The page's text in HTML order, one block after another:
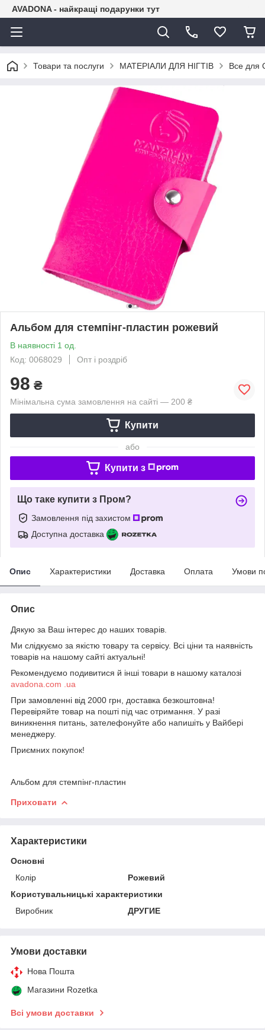
AVADONA - найкращі подарунки тут
Товари та послуги МАТЕРІАЛИ ДЛЯ НІГТІВ Все
Альбом для стемпінг-пластин рожевий
В наявності 1 од.
Код: 0068029
Опт і роздріб
98 ₴
Мінімальна сума замовлення на сайті — 200 ₴
Купити
або
Купити з
Що таке купити з Пром?
Замовлення під захистом
Доступна доставка
Опис Характеристики Доставка Оплата Умови
Опис
Дякую за Ваш інтерес до наших товарів.
Ми слідкуємо за якістю товару та сервісу. Всі ціни та наявність
товарів на нашому сайті актуальні!
Рекомендуємо подивитися й інші товари в нашому каталозі
avadona.com .ua
При замовленні від 2000 грн, доставка безкоштовна!
Перевіряйте товар на пошті під час отримання. У разі
виникнення питань, зателефонуйте або напишіть у Вайбері
менеджеру.
Приємних покупок!
Альбом для стемпінг-пластин
Приховати
Характеристики
Основні
Колір
Рожевий
Користувальницькі характеристики
Виробник
ДРУГИЕ
Умови доставки
Нова Пошта
Магазини Rozetka
Всі умови доставки